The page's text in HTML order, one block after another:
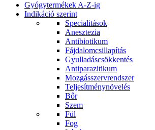
Gyógytermékek A-Z-ig
Indikáció szerint
Specialitások
Anesztezia
Antibiotikum
Fájdalomcsillapítás
Gyulladáscsökkentés
Antiparazitikum
Mozgásszervrendszer
Teljesítménynövelés
Bőr
Szem
Fül
Fog